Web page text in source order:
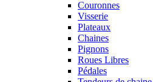
Couronnes
Visserie
Plateaux
Chaines
Pignons
Roues Libres
Pédales